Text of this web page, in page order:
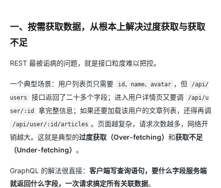
一、按需获取数据，从根本上解决过度获取与获取
不足
REST 最被诟病的问题，就是接口粒度难以把控。
一个典型场景：用户列表页只需要 id、name、avatar ，但
/api/
users
接口返回了二十多个字段；进入用户详情页又要调
/api/u
ser/:id
拿完整信息；如果还要加载该用户的文章列表，还得再调
/api/user/:id/articles 。页面越复杂，请求次数越多，网络开
销越大。这就是典型的过度获取（Over-fetching） 和获取不足
（Under-fetching） 。
GraphQL 的解法很直接： 客户端写查询语句，要什么字段服务端
就返回什么字段，一次请求搞定所有关联数据。